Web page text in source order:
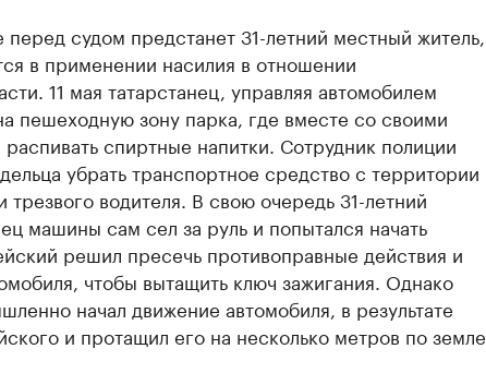
судом предстанет 31-летний местный житель,
в применении насилия в отношении
11 мая татарстанец, управляя автомобилем
пешеходную зону парка, где вместе со своими
спиртные напитки. Сотрудник полиции
убрать транспортное средство с территории
водителя. В свою очередь 31-летний
машины сам сел за руль и попытался начать
решил пресечь противоправные действия и
чтобы вытащить ключ зажигания. Однако
начал движение автомобиля, в результате
и протащил его на несколько метров по земле.